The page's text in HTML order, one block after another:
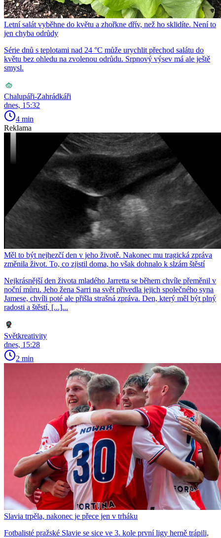
Letní salát vyběhne do květu a zhořkne dřív, než ho sklidíte. Není to
jen chyba odrůdy
Série dnů s teplotami nad 24 °C může urychlit přechod salátu do
květu bez ohledu na zvolenou odrůdu. Srpnový výsev má ale ještě
smysl.
Chalupáři-Zahrádkáři
dnes, 15:32
4 min
Reklama
Měl to být nejhezčí den v jeho životě. Nakonec mu tragická zpráva
změnila život. To, co zjistil doma, ho však dohnalo k slzám štěstí
Nejkrásnější den života mladého Jarretta se během chvíle přeměnil v
noční můru. Jeho žena Sarri na svět přivedla jejich společného syna
Jamese, chvíli poté ale přišla strašná zpráva. Den, který měl být plný
radosti a štěstí, [...]...
Světkreativity
dnes, 15:28
2 min
Slavia trpěla, nakonec je přece jen v trháku
Fotbalisté pražské Slavie se sice ve 3. kole první ligy herně trápili,